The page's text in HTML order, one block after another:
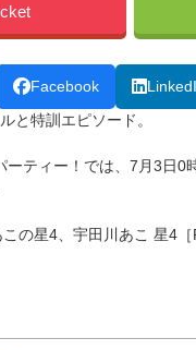
Facebook
と特訓エピソード。
ティー！では、7月3日0
の星4、宇田川あこ 星4［